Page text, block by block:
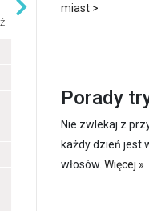
miast >
Porady
Nie zwlekaj z
każdy dzień jest
włosów. Więcej »